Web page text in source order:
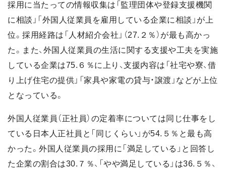
採用に当たっての情報収集は「監理団体や登録支援機関
に相談」「外国人従業員を雇用している企業に相談」が上
位。採用経路は「人材紹介会社」（27.２％）が最も高かっ
た。また、外国人従業員の生活に関する支援や工夫を実施
している企業は75.６％に上り、支援内容は「社宅や寮、借
り上げ住宅の提供」「家具や家電の貸与・譲渡」などが上位
となっている。
外国人従業員（正社員）の定着率については同じ仕事をし
ている日本人正社員と「同じくらい」が54.５％と最も高
かった。外国人従業員の採用に「満足している」と回答し
た企業の割合は30.７％、「やや満足している」は36.５％、